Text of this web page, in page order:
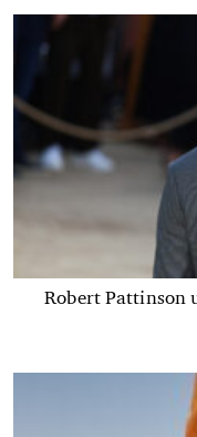
Robert Pattinson